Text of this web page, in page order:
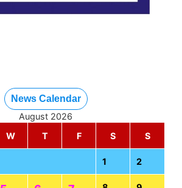
News Calendar
August 2026
W T F S S
1 2